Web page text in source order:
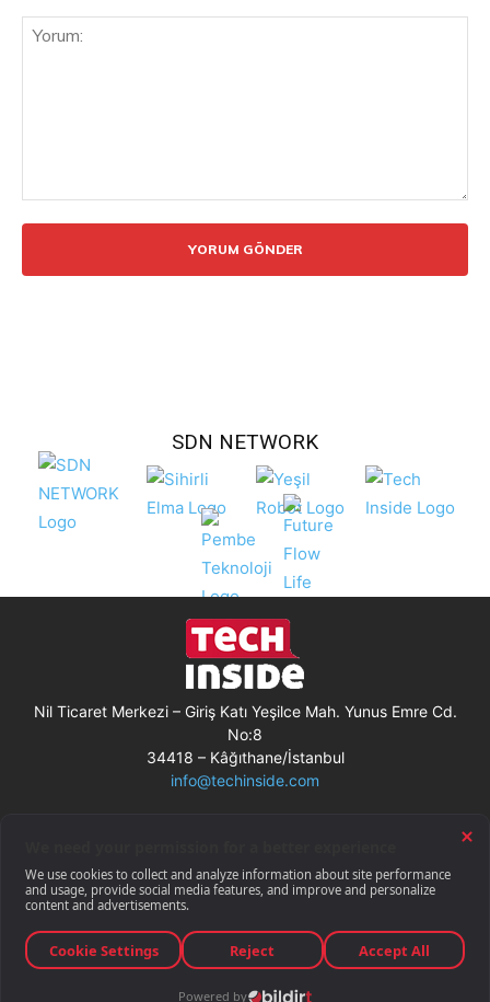
SDN NETWORK
Nil Ticaret Merkezi – Giriş Katı Yeşilce Mah. Yunus Emre Cd.
No:8
34418 – Kâğıthane/İstanbul
info@techinside.com
Gizlilik Bildirimi
RSS
© Techinside.com, İnternet Medyası